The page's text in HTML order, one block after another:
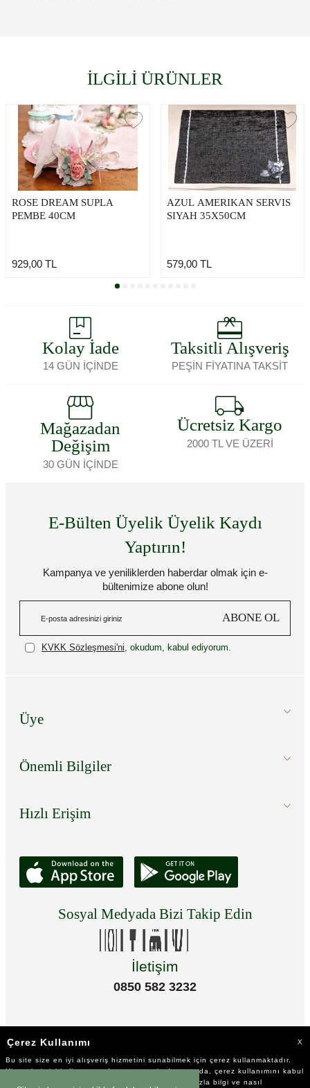
İLGİLİ ÜRÜNLER
ROSE DREAM SUPLA
PEMBE 40CM
929,00 TL
AZUL AMERIKAN SERVIS
SIYAH 35X50CM
579,00TL
Kolay İade
14 GÜN İÇİNDE
Taksitli Alışveriş
PEŞİN FİYATINA TAKSİT
Mağazadan
Değişim
30 GÜN İÇİNDE
Ücretsiz Kargo
2000 TL VE ÜZERİ
E-Bülten Üyelik Üyelik Kaydı
Yaptırın!
Kampanya ve yeniliklerden haberdar olmak için e-
bültenimize abone olun!
ABONE OL
KVKK Sözleşmesi'ni , okudum, kabul ediyorum.
Üye
Önemli Bilgiler
Hızlı Erişim
Sosyal Medyada Bizi Takip Edin
İletişim
0850 582 3232
Çerez Kullanımı X
Bu site size en iyi alışveriş hizmetini sunabilmek için çerez kullanmaktadır.
Hizmetlerimizi kullanmaya devam etmeniz durumunda, çerez kullanımını kabul
ettiğinizi varsayacağız. Çerezler hakkında daha fazla bilgi ve nasıl